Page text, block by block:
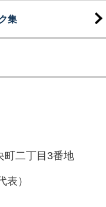
集
町二丁目3番地
表）